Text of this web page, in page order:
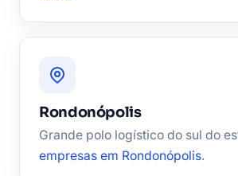
Rondonópolis
Grande polo logístico do sul do
empresas em Rondonópolis.